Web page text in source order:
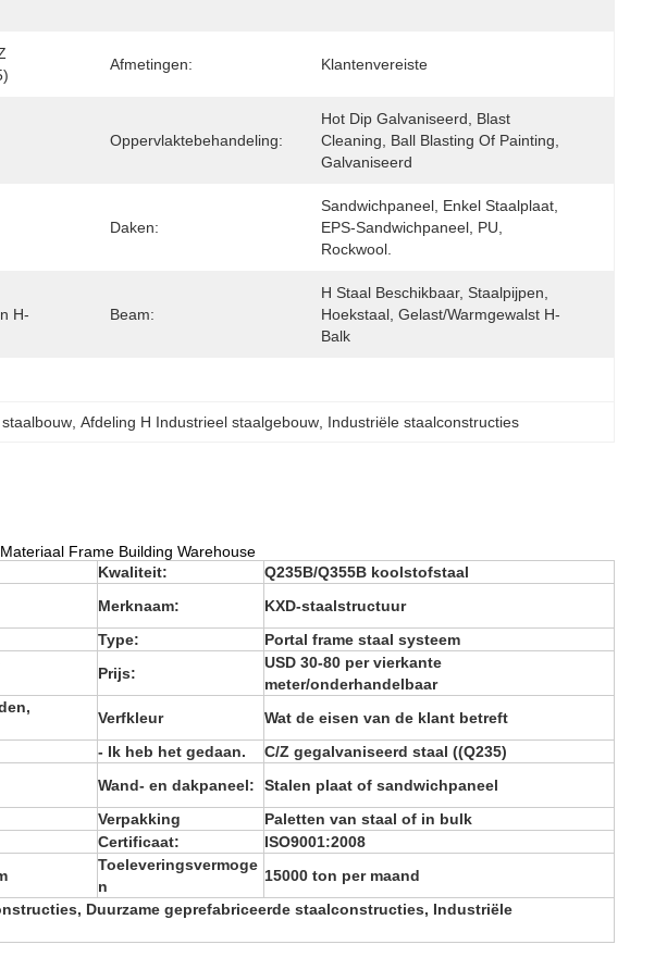
Afmetingen: Klantenvereiste
Oppervlaktebehandeling:
Hot Dip Galvaniseerd, Blast
Cleaning, Ball Blasting Of Painting,
Galvaniseerd
Daken:
Sandwichpaneel, Enkel Staalplaat,
EPS-Sandwichpaneel, PU,
Rockwool.
H-
Beam:
H Staal Beschikbaar, Staalpijpen,
Hoekstaal, Gelast/warmgewalst H-
Balk
, Afdeling H Industrieel staalgebouw Industriële staalconstructies
Frame Building Warehouse
Kwaliteit:
Q235B/Q355B koolstofstaal
Merknaam:
KXD-staalstructuur
Type:
Portal frame staal systeem
Prijs:
USD 30-80 per vierkante
meter/onderhandelbaar
Verfkleur
Wat de eisen van de klant betreft
- Ik heb het gedaan.
C/Z gegalvaniseerd staal ((Q235)
Wand- en dakpaneel:
Stalen plaat of sandwichpaneel
Verpakking
Paletten van staal of in bulk
Certificaat:
ISO9001:2008
Toeleveringsvermoge
n
15000 ton per maand
Duurzame geprefabriceerde staalconstructies, Industriële